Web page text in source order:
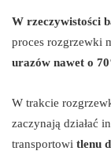
W rzeczywistości
proces rozgrzewki
urazów nawet o
W trakcie
zaczynają działać
transportowi tlenu